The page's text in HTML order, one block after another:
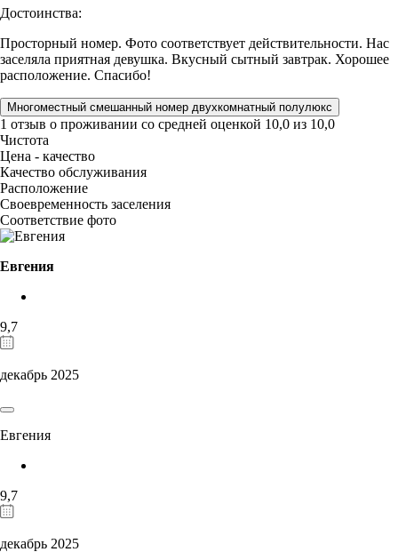
Достоинства:
Просторный номер. Фото соответствует действительности. Нас
заселяла приятная девушка. Вкусный сытный завтрак. Хорошее
расположение. Спасибо!
Многоместный смешанный номер двухкомнатный полулюкс
1 отзыв о проживании со средней оценкой 10,0 из 10,0
Чистота
Цена - качество
Качество обслуживания
Расположение
Своевременность заселения
Соответствие фото
Евгения
9,7
декабрь 2025
Евгения
9,7
декабрь 2025